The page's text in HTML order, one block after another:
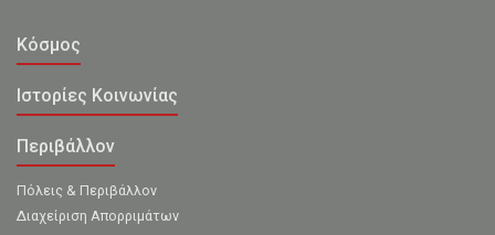
Κόσμος
Ιστορίες Κοινωνίας
Περιβάλλον
Πόλεις & Περιβάλλον
Διαχείριση Απορριμάτων